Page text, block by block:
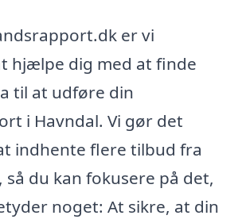
er vi
hjælpe dig med at finde
til at udføre din
i Havndal. Vi gør det
indhente flere tilbud fra
så du kan fokusere på det,
noget: At sikre, at din